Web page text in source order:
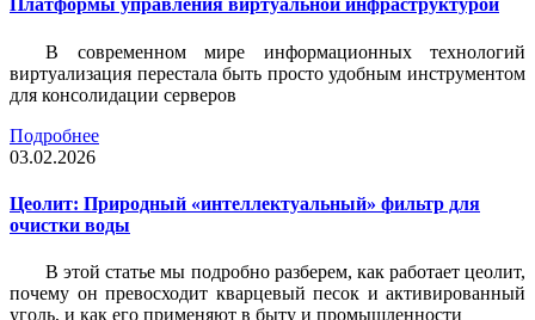
Платформы управления виртуальной инфраструктурой
В современном мире информационных технологий
виртуализация перестала быть просто удобным инструментом
для консолидации серверов
Подробнее
03.02.2026
Цеолит: Природный «интеллектуальный» фильтр для
очистки воды
В этой статье мы подробно разберем, как работает цеолит,
почему он превосходит кварцевый песок и активированный
уголь, и как его применяют в быту и промышленности